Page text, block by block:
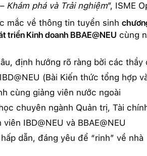
– Khám phá và Trải nghiệm”, ISME
mắc về thông tin tuyển sinh
triển Kinh doanh BBAE@NEU cùng
định hướng rõ ràng bởi các
(Bài Kiến thức tổng hợp
cùng giảng viên nước ngoài
chuyên ngành Quản trị, Tài
IBD@NEU và BBAE@NEU
dẫn, đáng yêu để “rinh” về nhà